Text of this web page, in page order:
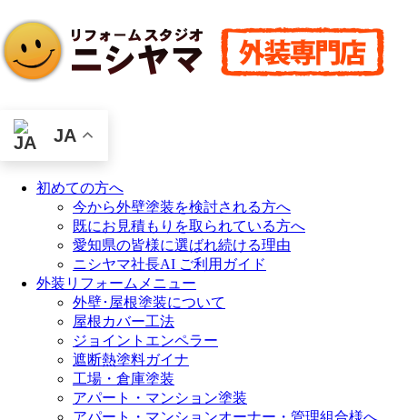
JA
初めての方へ
今から外壁塗装を検討される方へ
既にお見積もりを取られている方へ
愛知県の皆様に選ばれ続ける理由
ニシヤマ社長AI ご利用ガイド
外装リフォームメニュー
外壁･屋根塗装について
屋根カバー工法
ジョイントエンペラー
遮断熱塗料ガイナ
工場・倉庫塗装
アパート・マンション塗装
アパート・マンションオーナー・管理組合様へ